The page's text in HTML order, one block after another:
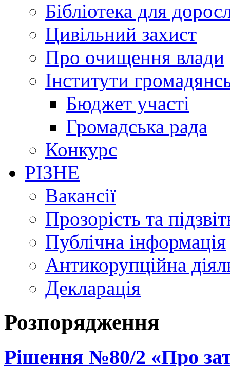
Бібліотека для
Цивільний захист
Про очищення влади
Інститути
Бюджет участі
Громадська рада
Конкурс
РІЗНЕ
Вакансії
Прозорість та
Публічна інформація
Антикорупційна
Декларація
Розпорядження
Рішення №80/2 «Про